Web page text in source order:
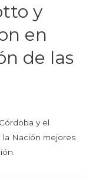
y
en
de las
y el
la Nación mejores